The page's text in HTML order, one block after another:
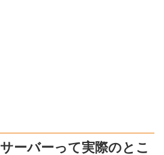
ーバーって実際のとこ